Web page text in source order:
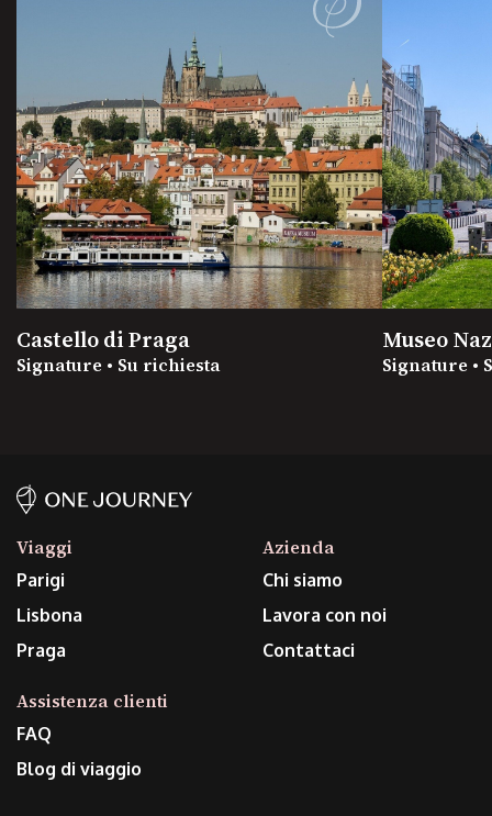
Castello di Praga
Signature • Su richiesta
Museo
Signature •
Viaggi
Parigi
Lisbona
Praga
Azienda
Chi siamo
Lavora con noi
Contattaci
Assistenza clienti
FAQ
Blog di viaggio